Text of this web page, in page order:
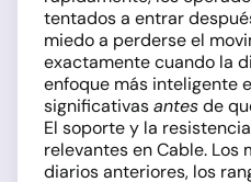
tentados a entrar
miedo a perderse el
exactamente cuando la
enfoque más inteligente
significativasantesde
El soporte y la
relevantes en Cable. Los
diarios anteriores, los